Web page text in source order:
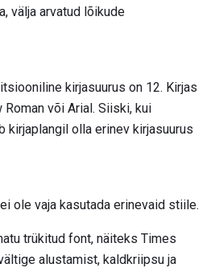
välja arvatud lõikude
kirjasuurus on 12. Kirjas
või Arial. Siiski, kui
kirjaplangil olla erinev kirjasuurus
ole vaja kasutada erinevaid stiile.
trükitud font, näiteks Times
alustamist, kaldkriipsu ja